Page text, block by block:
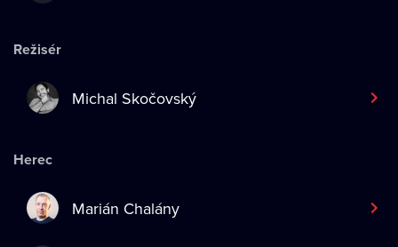
Režisér
Michal Skočovský
Herec
Marián Chalány